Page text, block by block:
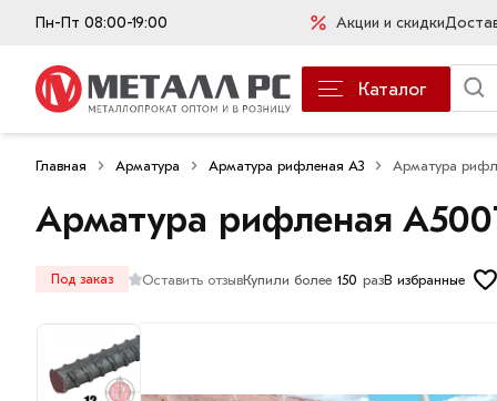
Пн-Пт 08:00-19:00 Акции и скидки
Каталог
Главная Арматура Арматура рифленая А3 Арматура
Арматура рифленая
Под заказ Оставить отзывКупили более 150 разВ избранные